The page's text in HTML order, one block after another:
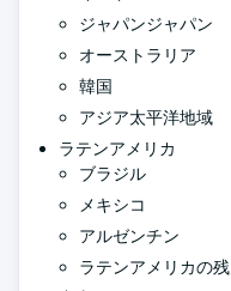
ジャパンジャパン
オーストラリア
韓国
アジア太平洋地域
ラテンアメリカ
ブラジル
メキシコ
アルゼンチン
ラテンアメリカの残